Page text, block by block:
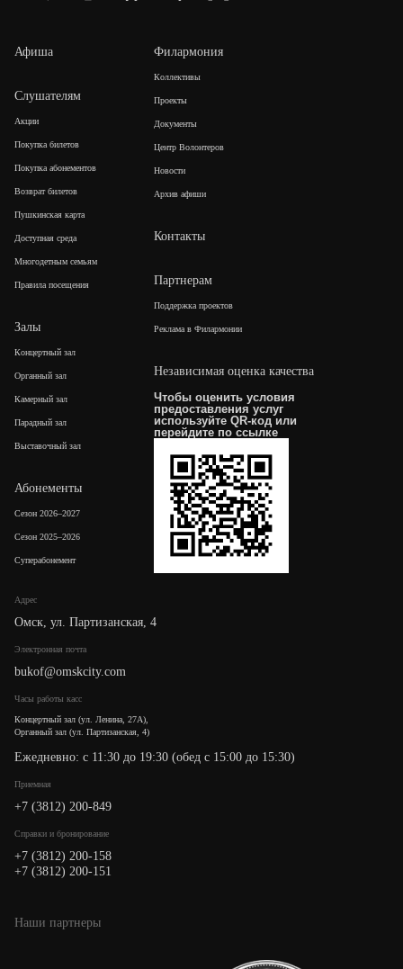
Адрес
Омск, ул. Партизанская, 4
Электронная почта
bukof@omskcity.com
Часы работы касс
Концертный зал (ул. Ленина, 27А),
Органный зал (ул. Партизанская, 4)
Ежедневно: с 11:30 до 19:30 (обед с 15:00 до 15:30)
Приемная
+7 (3812) 200-849
Cправки и бронирование
+7 (3812) 200-158
+7 (3812) 200-151
Афиша
Слушателям
Акции
Покупка билетов
Покупка абонементов
Возврат билетов
Пушкинская карта
Доступная среда
Многодетным семьям
Правила посещения
Залы
Концертный зал
Органный зал
Камерный зал
Парадный зал
Выставочный зал
Абонементы
Сезон 2026–2027
Сезон 2025–2026
Суперабонемент
Филармония
Коллективы
Проекты
Документы
Центр Волонтеров
Новости
Архив афиши
Контакты
Партнерам
Поддержка проектов
Реклама в Филармонии
Независимая оценка качества
Чтобы оценить условия
предоставления услуг
используйте QR-код или
перейдите поссылке
Наши партнеры